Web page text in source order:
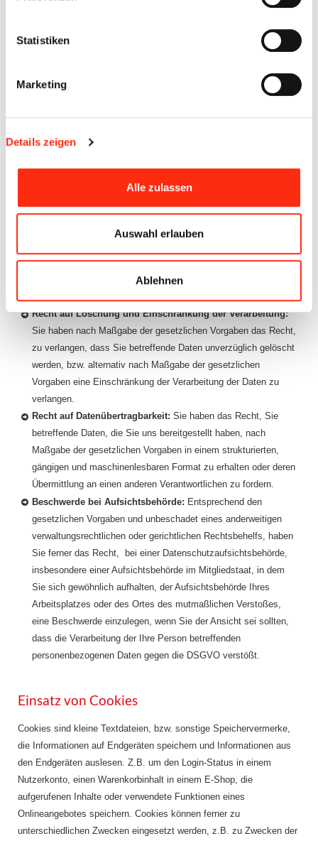
Statistiken
Marketing
Details zeigen
Alle zulassen
Auswahl erlauben
Ablehnen
Daten verarbeitet, um Direktwerbung zu betreiben, haben Sie
Sie betreffenden personenbezogenen Daten zum Zwecke
derartiger Werbung einzulegen; dies gilt auch für das
Widerrufsrecht bei Einwilligungen:
zu verlangen, ob betreffende Daten verarbeitet werden und auf
Auskunft über diese Daten sowie auf weitere Informationen und
Kopie der Daten entsprechend den gesetzlichen Vorgaben.
gesetzlichen Vorgaben das Recht, die Vervollständigung der Sie
betreffenden Daten oder die Berichtigung der Sie betreffenden
Recht auf Löschung und Einschränkung der Verarbeitung:
Sie haben nach Maßgabe der gesetzlichen Vorgaben das Recht,
zu verlangen, dass Sie betreffende Daten unverzüglich gelöscht
werden, bzw. alternativ nach Maßgabe der gesetzlichen
Vorgaben eine Einschränkung der Verarbeitung der Daten zu
verlangen.
Recht auf Datenübertragbarkeit: Sie haben das Recht, Sie
betreffende Daten, die Sie uns bereitgestellt haben, nach
Maßgabe der gesetzlichen Vorgaben in einem strukturierten,
gängigen und maschinenlesbaren Format zu erhalten oder deren
Übermittlung an einen anderen Verantwortlichen zu fordern.
Beschwerde bei Aufsichtsbehörde: Entsprechend den
gesetzlichen Vorgaben und unbeschadet eines anderweitigen
verwaltungsrechtlichen oder gerichtlichen Rechtsbehelfs, haben
Sie ferner das Recht, bei einer Datenschutzaufsichtsbehörde,
insbesondere einer Aufsichtsbehörde im Mitgliedstaat, in dem
Sie sich gewöhnlich aufhalten, der Aufsichtsbehörde Ihres
Arbeitsplatzes oder des Ortes des mutmaßlichen Verstoßes,
eine Beschwerde einzulegen, wenn Sie der Ansicht sei sollten,
dass die Verarbeitung der Ihre Person betreffenden
personenbezogenen Daten gegen die DSGVO verstößt.
Einsatz von Cookies
Cookies sind kleine Textdateien, bzw. sonstige Speichervermerke,
die Informationen auf Endgeräten speichern und Informationen aus
den Endgeräten auslesen. Z.B. um den Login-Status in einem
Nutzerkonto, einen Warenkorbinhalt in einem E-Shop, die
aufgerufenen Inhalte oder verwendete Funktionen eines
Onlineangebotes speichern. Cookies können ferner zu
unterschiedlichen Zwecken eingesetzt werden, z.B. zu Zwecken der